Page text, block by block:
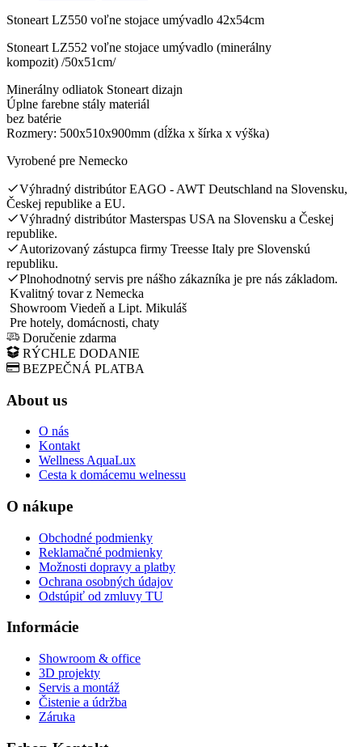
Stoneart LZ550 voľne stojace umývadlo 42x54cm
Stoneart LZ552 voľne stojace umývadlo (minerálny
kompozit) /50x51cm/
Minerálny odliatok Stoneart dizajn
Úplne farebne stály materiál
bez batérie
Rozmery: 500x510x900mm (dĺžka x šírka x výška)
Vyrobené pre Nemecko
Výhradný distribútor EAGO - AWT Deutschland na Slovensku,
Českej republike a EU.
Výhradný distribútor Masterspas USA na Slovensku a Českej
republike.
Autorizovaný zástupca firmy Treesse Italy pre Slovenskú
republiku.
Plnohodnotný servis pre nášho zákazníka je pre nás základom.
Kvalitný tovar z Nemecka
Showroom Viedeň a Lipt. Mikuláš
Pre hotely, domácnosti, chaty
Doručenie zdarma
RÝCHLE DODANIE
BEZPEČNÁ PLATBA
About us
O nás
Kontakt
Wellness AquaLux
Cesta k domácemu welnessu
O nákupe
Obchodné podmienky
Reklamačné podmienky
Možnosti dopravy a platby
Ochrana osobných údajov
Odstúpiť od zmluvy TU
Informácie
Showroom & office
3D projekty
Servis a montáž
Čistenie a údržba
Záruka